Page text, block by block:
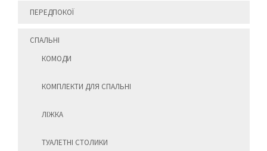
ПЕРЕДПОКОЇ
СПАЛЬНІ
КОМОДИ
КОМПЛЕКТИ ДЛЯ СПАЛЬНІ
ЛІЖКА
ТУАЛЕТНІ СТОЛИКИ